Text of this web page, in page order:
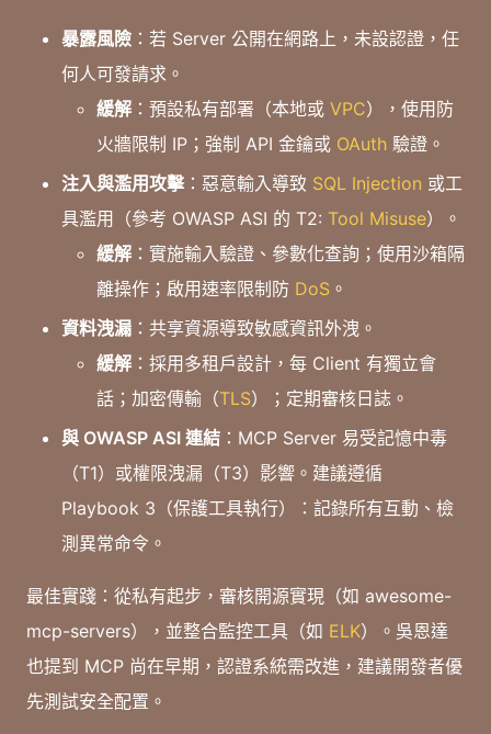
暴露風險 ：若 Server 公開在網路上，未設認證，任
何人可發請求。
緩解 ：預設私有部署（本地或 VPC），使用防
火牆限制 IP；強制 API 金鑰或 OAuth 驗證。
注入與濫用攻擊：惡意輸入導致 SQL Injection 或工
具濫用（參考 OWASP ASI 的 T2: Tool Misuse）。
緩解 ：實施輸入驗證、參數化查詢；使用沙箱隔
離操作；啟用速率限制防 DoS 。
資料洩漏 ：共享資源導致敏感資訊外洩。
緩解 ：採用多租戶設計，每 Client 有獨立會
話；加密傳輸（TLS）；定期審核日誌。
與 OWASP ASI 連結 ：MCP Server 易受記憶中毒
（T1）或權限洩漏（T3）影響。建議遵循
Playbook 3（保護工具執行）：記錄所有互動、檢
測異常命令。
最佳實踐：從私有起步，審核開源實現（如 awesome-
mcp-servers），並整合監控工具（如 ELK）。吳恩達
也提到 MCP 尚在早期，認證系統需改進，建議開發者優
先測試安全配置。